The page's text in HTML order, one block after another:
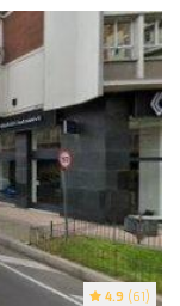
4.9 (61)